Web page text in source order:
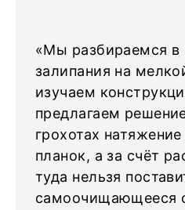
«Мы разбираемся в
залипания на
изучаем
предлагаем
грохотах
планок, а за счёт
туда нельзя
самоочищающееся